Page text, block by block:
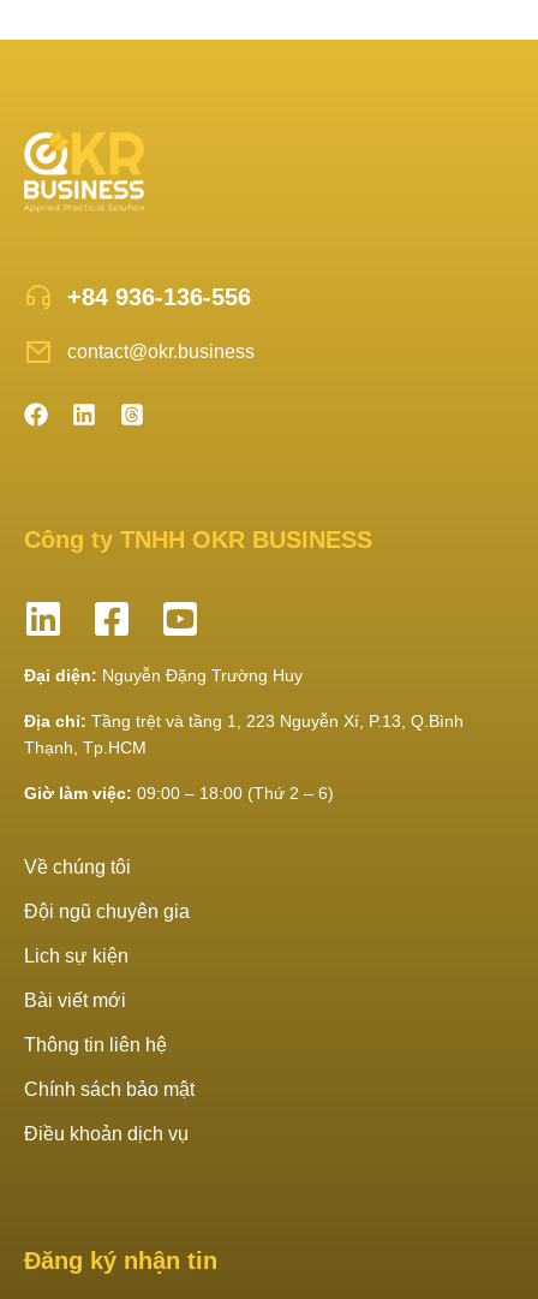
+84 936-136-556
contact@okr.business
Công ty TNHH OKR BUSINESS
Đại diện: Nguyễn Đặng Trường Huy
Địa chỉ: Tầng trệt và tầng 1, 223 Nguyễn Xí, P.13, Q.Bình
Thạnh, Tp.HCM
Giờ làm việc: 09:00 – 18:00 (Thứ 2 – 6)
Về chúng tôi
Đội ngũ chuyên gia
Lich sự kiện
Bài viết mới
Thông tin liên hệ
Chính sách bảo mật
Điều khoản dịch vụ
Đăng ký nhận tin